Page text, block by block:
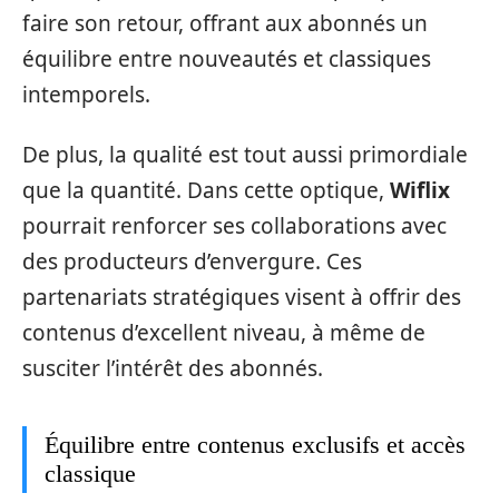
faire son retour, offrant aux abonnés un
équilibre entre nouveautés et classiques
intemporels.
De plus, la qualité est tout aussi primordiale
que la quantité. Dans cette optique, Wiflix
pourrait renforcer ses collaborations avec
des producteurs d’envergure. Ces
partenariats stratégiques visent à offrir des
contenus d’excellent niveau, à même de
susciter l’intérêt des abonnés.
Équilibre entre contenus exclusifs et accès
classique